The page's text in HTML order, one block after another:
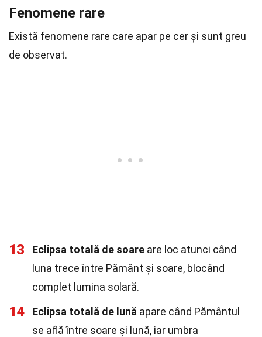
Fenomene rare
Există fenomene rare care apar pe cer și sunt greu
de observat.
13 Eclipsa totală de soare are loc atunci când
luna trece între Pământ și soare, blocând
complet lumina solară.
14 Eclipsa totală de lună apare când Pământul
se află între soare și lună, iar umbra